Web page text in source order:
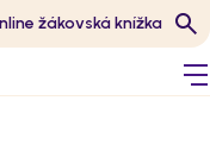
žákovská knížka